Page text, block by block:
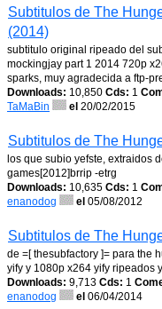
Subtitulos de The
(2014)
subtitulo original ripeado del
mockingjay part 1 2014 720p
sparks, muy agradecida a ftp-
Downloads: 10,850 Cds: 1
TaMaBin
el 20/02/2015
Subtitulos de The
los que subio yefste, extraidos
games[2012]brrip -etrg
Downloads: 10,635 Cds: 1
enanodog
el 05/08/2012
Subtitulos de The
de =[ thesubfactory ]= para the
yify y 1080p x264 yify ripeados
Downloads: 9,713 Cds: 1
enanodog
el 06/04/2014